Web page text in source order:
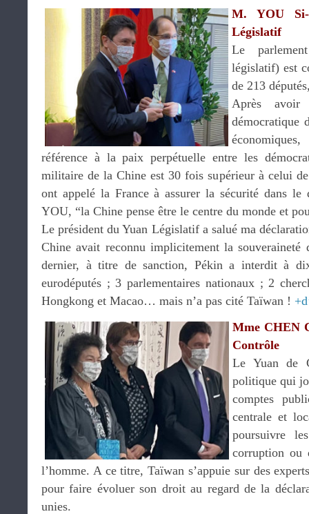
M. YOU
Législatif
Le
législatif) est
de 213
Après avoir
démocratique
référence à la paix perpétuelle entre les
militaire de la Chine est 30 fois supérieur à celui
ont appelé la France à assurer la sécurité dans
YOU, “la Chine pense être le centre du monde et
Le président du Yuan Législatif a salué ma
Chine avait reconnu implicitement la
dernier, à titre de sanction, Pékin a interdit à dix
eurodéputés ; 3 parlementaires nationaux ; 2
Hongkong et Macao… mais n’a pas cité Taïwan !
Mme CHEN
Contrôle
Le Yuan de
politique qui
comptes
centrale et
poursuivre
corruption ou
l’homme. A ce titre, Taïwan s’appuie sur des
pour faire évoluer son droit au regard de la
unies.